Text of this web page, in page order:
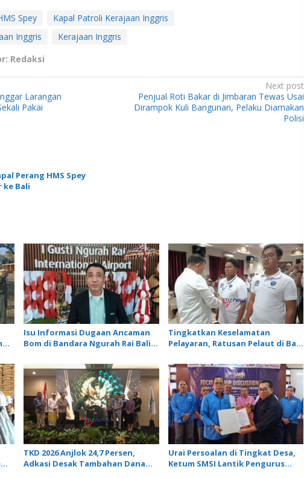
Spey
Kapal Patroli Kerajaan Inggris
Inggris
Kerajaan Inggris
Redaksi
Larangan
Pakai
Next post
Penjual Roti Bakar di Jimbaran Tewas Usai
Dirampok Kuli Bangunan, Pelaku Diamakan
Polisi
Perang HMS Spey
ke Bali
Isu Informasi Dugaan Ancaman
Bom di Bandara Ngurah Rai Bali
Penerbangan Lancar
Tingkatkan Keselamatan
Pelayaran, Ratusan Pelaut di Bali
TKD 2026 Anjlok 24,7 Persen,
Adkasi Desak Tambahan Dana
Urai Persoalan di Tingkat Desa,
Ketum SMSI Lantik Pengurus